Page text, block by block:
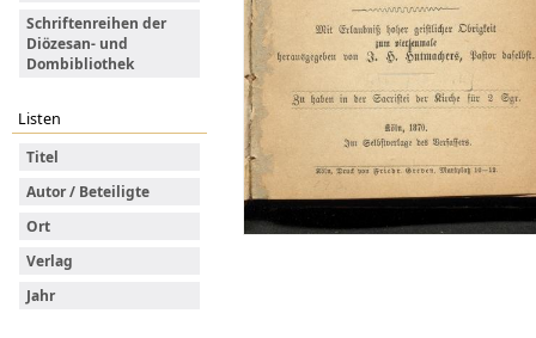
Schriftenreihen der
Diözesan- und
Dombibliothek
Listen
Titel
Autor / Beteiligte
Ort
Verlag
Jahr